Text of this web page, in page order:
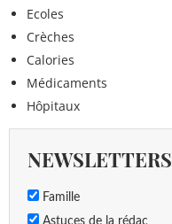
Ecoles
Crèches
Calories
Médicaments
Hôpitaux
NEWSLETTERS
Famille
Astuces de la rédac